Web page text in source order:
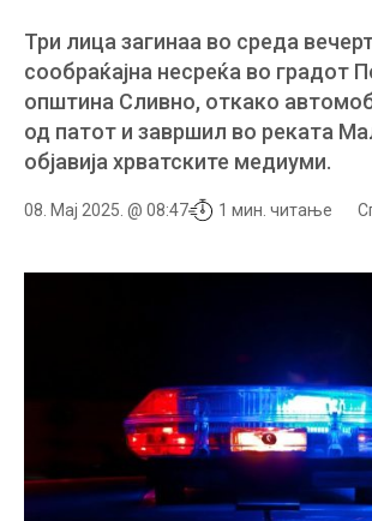
Три лица загинаа во среда
сообраќајна несреќа во градот
општина Сливно, откако
од патот и завршил во реката
објавија хрватските медиуми.
08. Мај 2025. @ 08:47 1 мин. читање